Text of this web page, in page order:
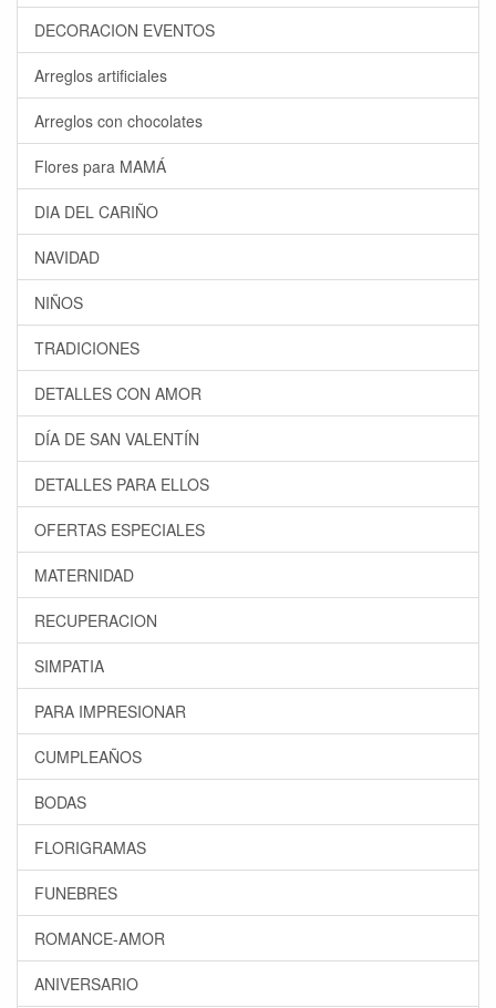
DECORACION EVENTOS
Arreglos artificiales
Arreglos con chocolates
Flores para MAMÁ
DIA DEL CARIÑO
NAVIDAD
NIÑOS
TRADICIONES
DETALLES CON AMOR
DÍA DE SAN VALENTÍN
DETALLES PARA ELLOS
OFERTAS ESPECIALES
MATERNIDAD
RECUPERACION
SIMPATIA
PARA IMPRESIONAR
CUMPLEAÑOS
BODAS
FLORIGRAMAS
FUNEBRES
ROMANCE-AMOR
ANIVERSARIO